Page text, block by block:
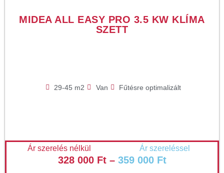
MIDEA ALL EASY PRO 3.5 KW KLÍMA
SZETT
29-45 m2 Van Fűtésre optimalizált
Ár szerelés nélkül Ár szereléssel
328 000 Ft– 359 000 Ft